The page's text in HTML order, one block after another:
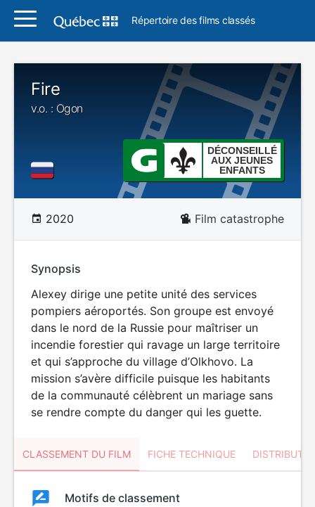
Répertoire des films classés
Fire
v.o. : Ogon
DÉCONSEILLÉ
AUX JEUNES
ENFANTS
2020 Film catastrophe
Synopsis
Alexey dirige une petite unité des services
pompiers aéroportés. Son groupe est envoyé
dans le nord de la Russie pour maîtriser un
incendie forestier qui ravage un large territoire
et qui s’approche du village d’Olkhovo. La
mission s’avère difficile puisque les habitants
de la communauté célèbrent un mariage sans
se rendre compte du danger qui les guette.
CLASSEMENT DU FILM FICHE TECHNIQUE
ClassementClassement
Motifs de classement